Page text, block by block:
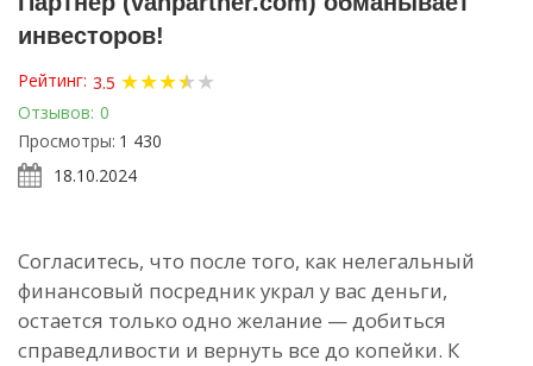
инвесторов!
Рейтинг: 3.5 ★★★★
★★
Отзывов: 0
Просмотры: 1 430
18.10.2024
Согласитесь, что после того, как нелегальный
финансовый посредник украл у вас деньги,
остается только одно желание — добиться
справедливости и вернуть все до копейки. К